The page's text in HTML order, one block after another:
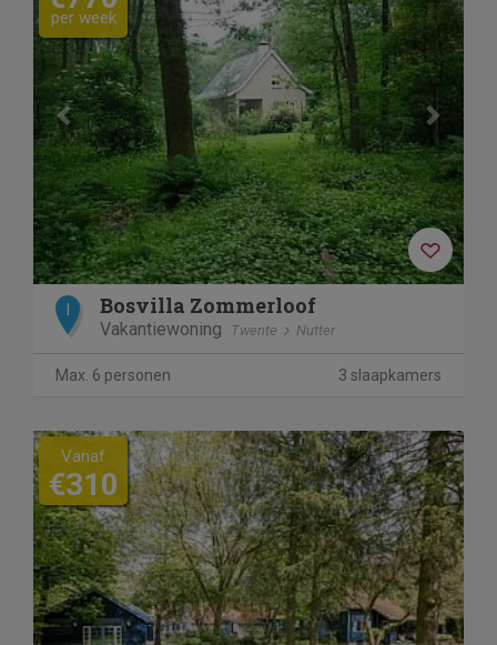
per week
Bosvilla Zommerloof
Vakantiewoning Twente Nutter
Max. 6 personen 3 slaapkamers
Vanaf
€310